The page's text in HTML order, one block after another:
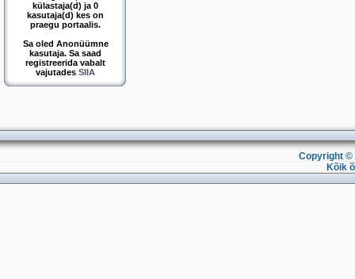
külastaja(d) ja 0
kasutaja(d) kes on
praegu portaalis.
Sa oled Anonüümne
kasutaja. Sa saad
registreerida vabalt
vajutades SIIA
Copyright ©
Kõik